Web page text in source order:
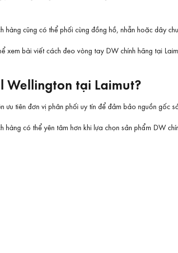
cũng có thể phối cùng đồng hồ, nhẫn hoặc dây
xem bài viếtcách đeo vòng tay DW chính hãng tại
Wellington tại Laimut?
ưu tiên đơn vị phân phối uy tín để đảm bảo nguồn gốc
có thể yên tâm hơn khi lựa chọn sản phẩm DW